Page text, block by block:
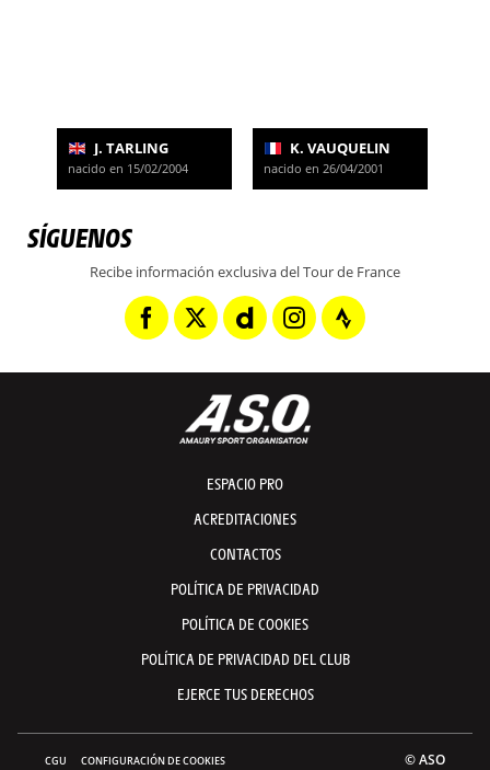
J. TARLING
nacido en 15/02/2004
K. VAUQUELIN
nacido en 26/04/2001
SÍGUENOS
Recibe información exclusiva del Tour de France
ESPACIO PRO
ACREDITACIONES
CONTACTOS
POLÍTICA DE PRIVACIDAD
POLÍTICA DE COOKIES
POLÍTICA DE PRIVACIDAD DEL CLUB
EJERCE TUS DERECHOS
CGU CONFIGURACIÓN DE COOKIES © ASO